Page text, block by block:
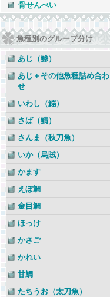
骨せんべい
魚種別のグループ分け
あじ（鯵）
あじ＋その他魚種詰め合わ
せ
いわし（鰯）
さば（鯖）
さんま（秋刀魚）
いか（烏賊）
かます
えぼ鯛
金目鯛
ほっけ
かさご
かれい
甘鯛
たちうお（太刀魚）